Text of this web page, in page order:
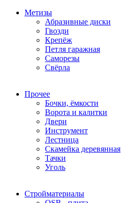
Метизы
Абразивные диски
Гвозди
Крепёж
Петля гаражная
Саморезы
Свёрла
Прочее
Бочки, ёмкости
Ворота и калитки
Двери
Инструмент
Лестница
Скамейка деревянная
Тачки
Уголь
Стройматериалы